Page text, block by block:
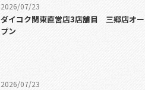
2026/07/23
ダイコク関東直営店3店舗目 三郷店オー
プン
2026/07/23